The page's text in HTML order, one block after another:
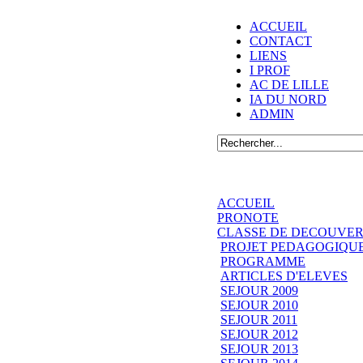
ACCUEIL
CONTACT
LIENS
I PROF
AC DE LILLE
IA DU NORD
ADMIN
ACCUEIL
PRONOTE
CLASSE DE
PROJET
PROGRAMME
ARTICLES D'ELEVES
SEJOUR 2009
SEJOUR 2010
SEJOUR 2011
SEJOUR 2012
SEJOUR 2013